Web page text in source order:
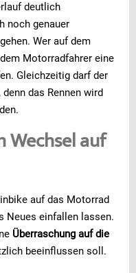
deutlich
noch genauer
Wer auf dem
Motorradfahrer eine
Gleichzeitig darf der
das Rennen wird
Wechsel auf
auf das Motorrad
Neues einfallen lassen.
Überraschung auf die
beeinflussen soll.